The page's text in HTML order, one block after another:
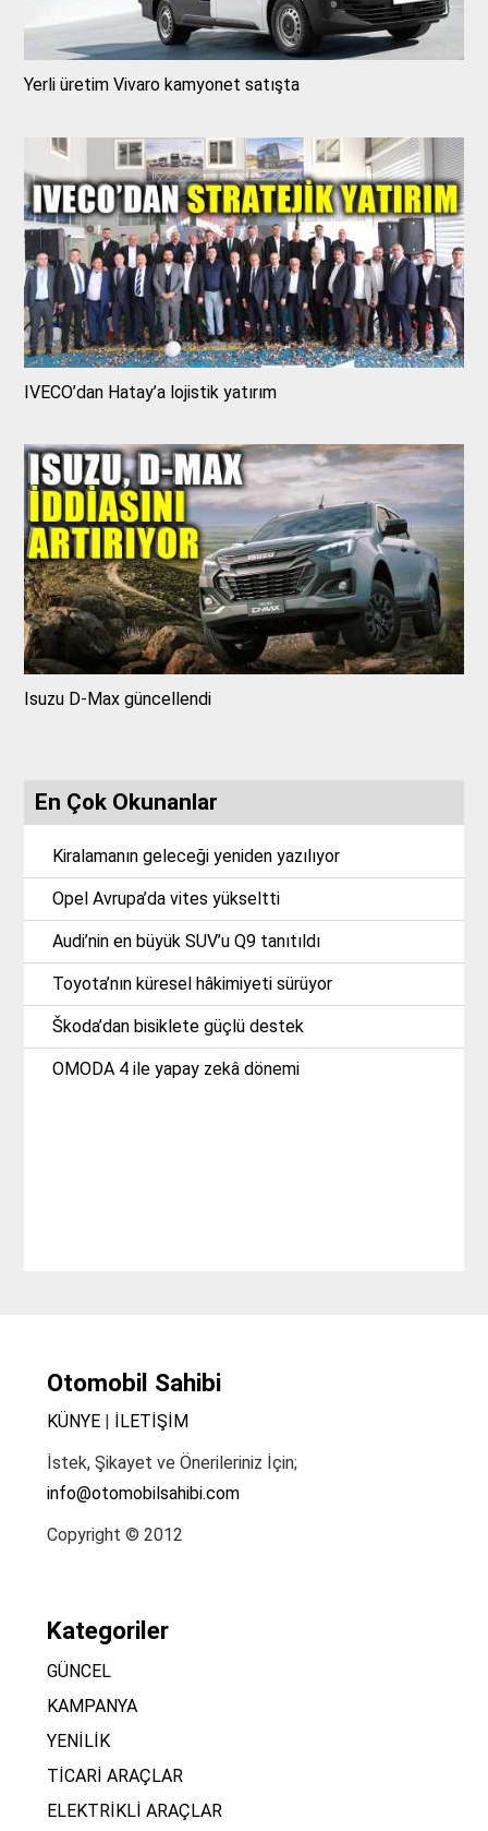
Yerli üretim Vivaro kamyonet satışta
IVECO’dan Hatay’a lojistik yatırım
Isuzu D-Max güncellendi
En Çok Okunanlar
Kiralamanın geleceği yeniden yazılıyor
Opel Avrupa’da vites yükseltti
Audi’nin en büyük SUV’u Q9 tanıtıldı
Toyota’nın küresel hâkimiyeti sürüyor
Škoda’dan bisiklete güçlü destek
OMODA 4 ile yapay zekâ dönemi
Otomobil Sahibi
KÜNYE|
İLETİŞİM
İstek, Şikayet ve Önerileriniz İçin;
info@otomobilsahibi.com
Copyright © 2012
Kategoriler
GÜNCEL
KAMPANYA
YENİLİK
TİCARİ ARAÇLAR
ELEKTRİKLİ ARAÇLAR